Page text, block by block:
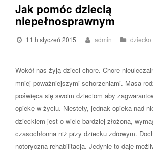
Jak pomóc dziecią
niepełnosprawnym
11th styczeń 2015 admin dziecko
Wokół nas żyją dzieci chore. Chore
mniej poważniejszymi schorzeniami. Masa
poświęca się swoim dzieciom aby
opiekę w życiu. Niestety, jednak opieka nad
dzieckiem jest o wiele bardziej złożona,
czasochłonna niż przy dziecku zdrowym.
notoryczna rehabilitacja. Jedynie to daje